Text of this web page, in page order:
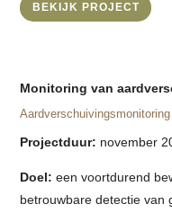
BEKIJK PROJECT
Monitoring van
Aardverschuivingsmonitoring
Projectduur: november
Doel:een voortdurend
betrouwbare detectie van